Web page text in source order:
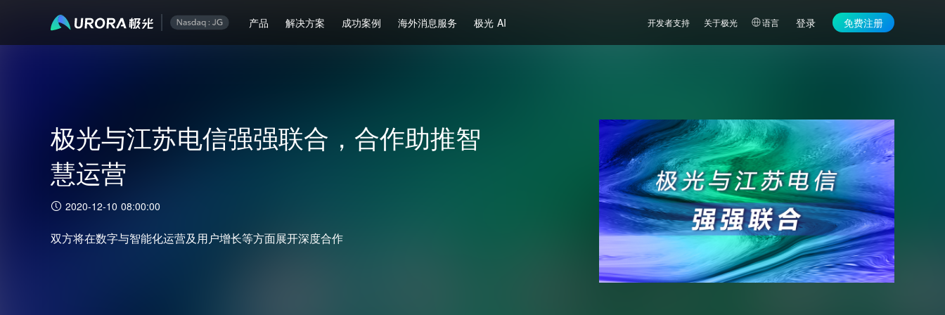
产品 解决方案 成功案例 海外消息服务 极光 AI 开发者支持 关于极光 语言 登录 免费注册
极光与江苏电信强强联合，合作助推智
慧运营
2020-12-10 08:00:00
双方将在数字与智能化运营及用户增长等方面展开深度合作